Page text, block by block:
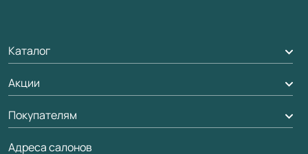
Каталог
Межкомнатные двери
Подбор двери
Акции
Акции компании
Покупателям
Доставка
Адреса салонов